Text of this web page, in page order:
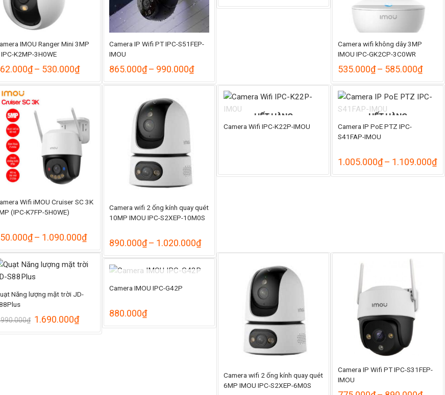
IMOU Ranger Mini 3MP
K2MP-3H0WE
₫– 530.000₫Khoảng
từ
530.000₫
Camera IP Wifi PT IPC-S51FEP-
IMOU
865.000₫– 990.000₫Khoảng
từ
865.000₫
990.000₫
Camera wifi không dây 3MP
IMOU IPC-GK2CP-3C0WR
535.000₫– 585.000₫
từ
Wifi iMOU Cruiser SC 3K
(IPC-K7FP-5H0WE)
₫– 1.090.000₫Khoảng
từ
950.000₫
Camera wifi 2 ống kính quay quét
10MP IMOU IPC-S2XEP-10M0S
890.000₫– 1.020.000₫Khoảng
từ
HẾT HÀNG
Camera Wifi IPC-K22P-IMOU
HẾT HÀNG
Camera IP PoE PTZ IPC-
S41FAP-IMOU
1.005.000₫– 1.109.000₫
từ
Năng lượng mặt trời JD-
₫ Giá
là:
1.690.000₫Giá
tại
Camera wifi 2 ống kính quay quét
6MP IMOU IPC-S2XEP-6M0S
Camera IP Wifi PT IPC-S31FEP-
IMOU
HẾT HÀNG
Camera IMOU IPC-G42P
880.000₫